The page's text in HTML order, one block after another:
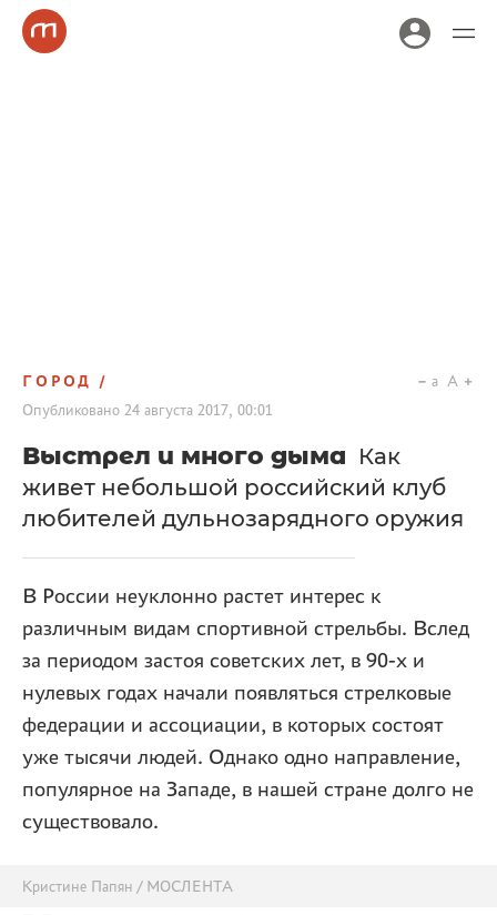
ГОРОД
Опубликовано 24 августа 2017, 00:01
a A
Выстрел и много дыма Как
живет небольшой российский клуб
любителей дульнозарядного оружия
В России неуклонно растет интерес к
различным видам спортивной стрельбы. Вслед
за периодом застоя советских лет, в 90-х и
нулевых годах начали появляться стрелковые
федерации и ассоциации, в которых состоят
уже тысячи людей. Однако одно направление,
популярное на Западе, в нашей стране долго не
существовало.
Кристине Папян / МОСЛЕНТА